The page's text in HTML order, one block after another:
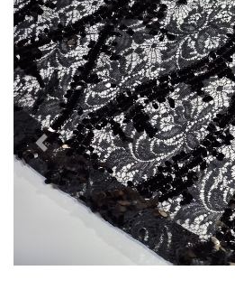
Previous